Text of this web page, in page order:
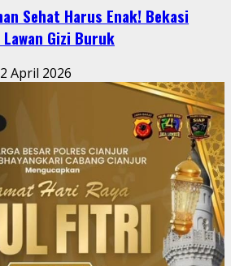
Sehat Harus Enak! Bekasi
Gizi Buruk
April 2026